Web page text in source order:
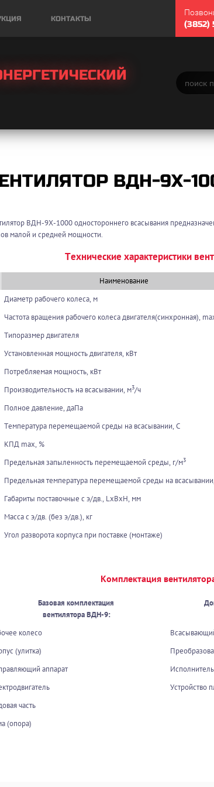
КОНТАКТЫ
(3852)
ВДН-9Х-
ВДН-9Х-1000 одностороннего всасывания
малой и средней мощности.
Технические характеристики
Наименование
Диаметр рабочего колеса, м
Частота вращения рабочего колеса двигателя(синхронная),
Типоразмер двигателя
Установленная мощность двигателя, кВт
Потребляемая мощность, кВт
Производительность на всасывании, м3/ч
Полное давление, даПа
Температура перемещаемой среды на всасывании, С
КПД max, %
Предельная запыленность перемещаемой среды, г/м3
Предельная температура перемещаемой среды на
Габариты поставочные с э/дв., LxBxH, мм
Масса с э/дв. (без э/дв.), кг
Угол разворота корпуса при поставке (монтаже)
Комплектация
Базовая комплектация
вентилятора ВДН-9:
колесо
(улитка)
аппарат
Устройство
часть
(опора)